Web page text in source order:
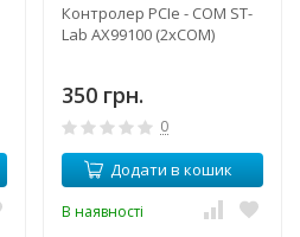
Контролер PCIe - COM ST-
Lab AX99100 (2xCOM)
350 грн.
0
Додати в кошик
В наявності